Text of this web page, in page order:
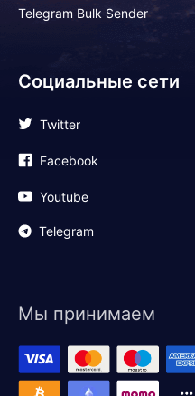
Telegram Bulk Sender
Социальные сети
Twitter
Facebook
Youtube
Telegram
Мы принимаем